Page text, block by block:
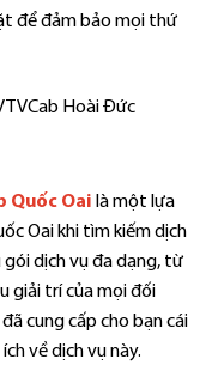
để đảm bảo mọi thứ
Quốc Oai là một lựa
Oai khi tìm kiếm dịch
gói dịch vụ đa dạng, từ
giải trí của mọi đối
cung cấp cho bạn cái
về dịch vụ này.